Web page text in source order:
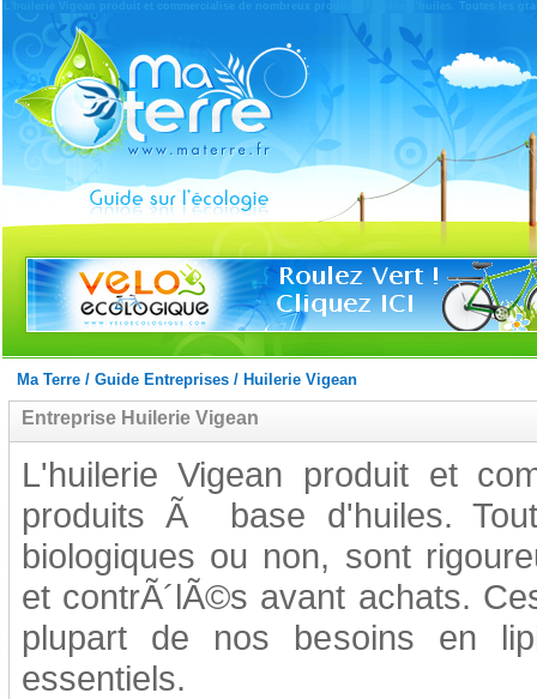
L'huilerie Vigean produit et commercialise de nombreux produits Ã base d'huiles. Toutes les
Ma Terre/ Guide Entreprises/ Huilerie Vigean
Entreprise Huilerie Vigean
L'huilerie Vigean produit et
produits Ã base d'huiles.
biologiques ou non, sont
et contrÃ´lÃ©s avant achats.
plupart de nos besoins en
essentiels.